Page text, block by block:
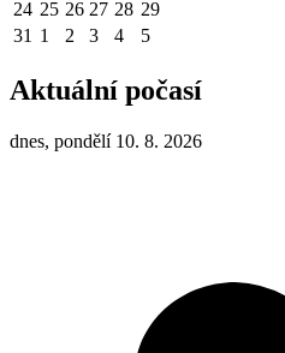
24 25 26 27 28 29
31 1 2 3 4 5
Aktuální počasí
dnes, pondělí 10. 8. 2026